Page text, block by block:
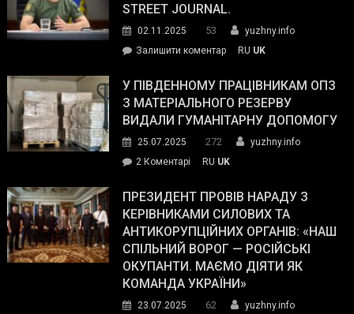
STREET JOURNAL.
02.11.2025 53
yuzhny.info
Залишити коментарon
завойовує
симпатії
виборців
The
Street
Journal.
RU UK
У ПІВДЕННОМУ ПРАЦІВНИКАМ ОПЗ
З МАТЕРІАЛЬНОГО РЕЗЕРВУ
ВИДАЛИ ГУМАНІТАРНУ ДОПОМОГУ
25.07.2025 272
yuzhny.info
2 Коментарі
Південному
працівникам
ОПЗ
з
матеріального
резерву
гуманітарну
RU UK
ПРЕЗИДЕНТ ПРОВІВ НАРАДУ З
КЕРІВНИКАМИ СИЛОВИХ ТА
АНТИКОРУПЦІЙНИХ ОРГАНІВ: «НАШ
СПІЛЬНИЙ ВОРОГ — РОСІЙСЬКІ
ОКУПАНТИ. МАЄМО ДІЯТИ ЯК
КОМАНДА УКРАЇНИ»
23.07.2025 62
yuzhny.info